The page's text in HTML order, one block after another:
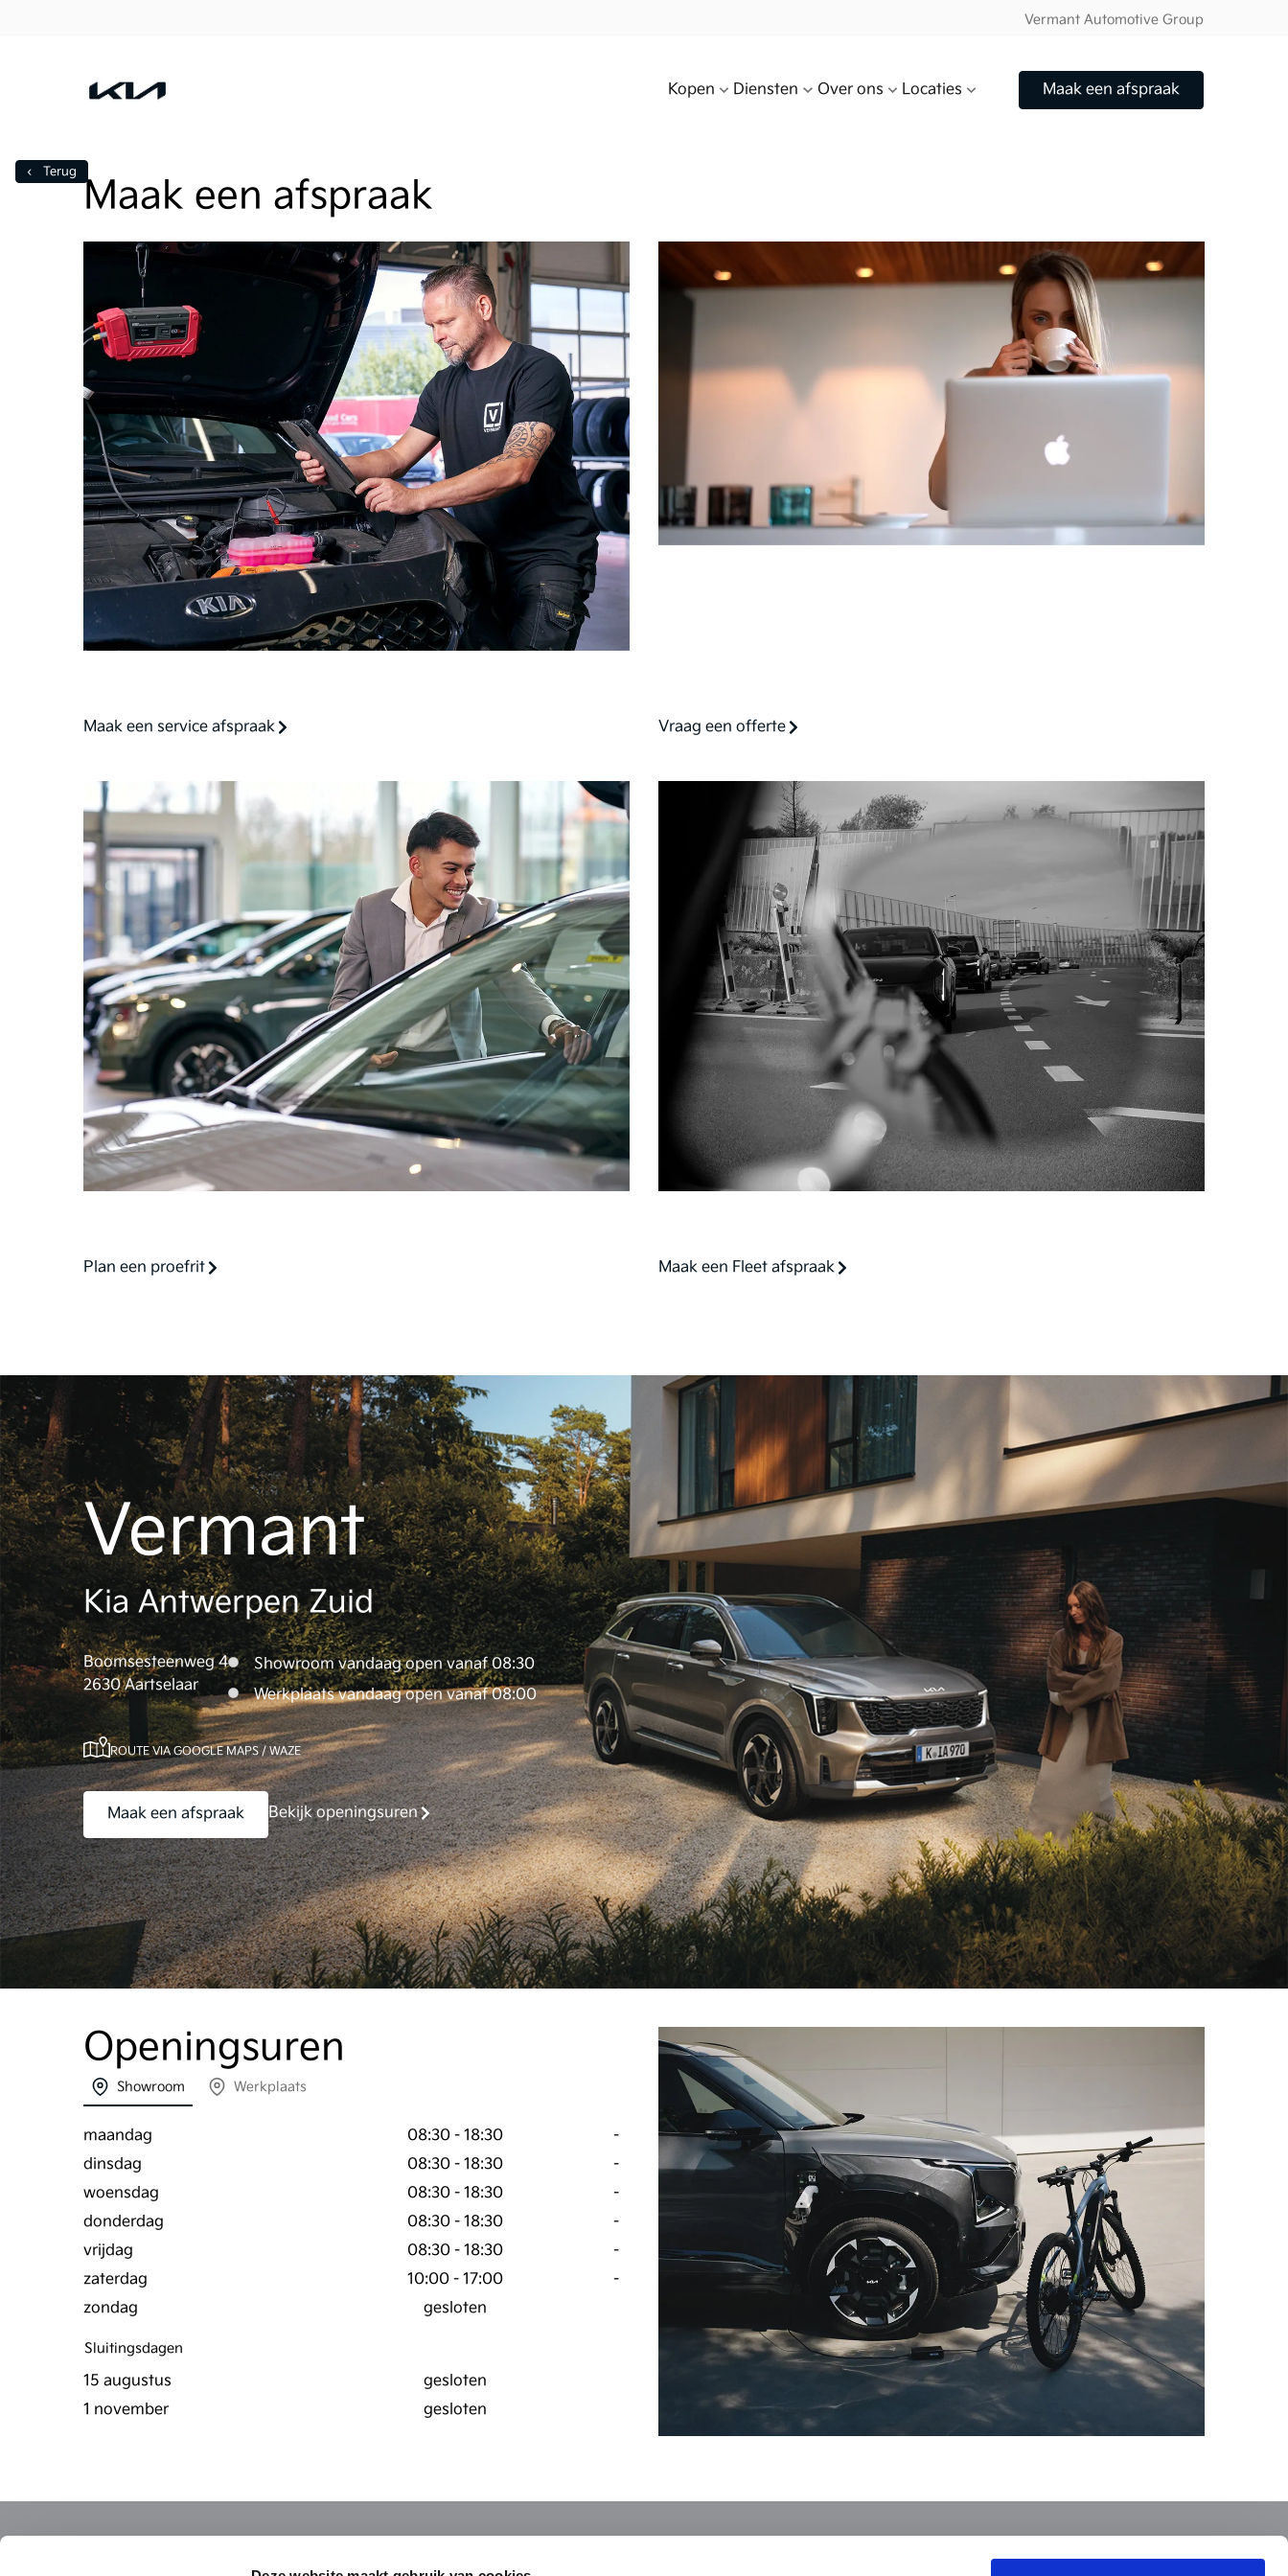
Vermant Automotive Group
Kopen Diensten Over ons Locaties Maak een afspraak
‹ Terug
Maak een afspraak
Maak een service afspraak Vraag een offerte
Plan een proefrit Maak een Fleet afspraak
Vermant
Kia Antwerpen Zuid
Boomsesteenweg 4
2630 Aartselaar
Showroom vandaag open vanaf 08:30
Werkplaats vandaag open vanaf 08:00
ROUTE VIA GOOGLE MAPS / WAZE
Maak een afspraak Bekijk openingsuren
Openingsuren
Showroom Werkplaats
maandag 08:30- 18:30
-
dinsdag
08:30- 18:30
-
woensdag
08:30- 18:30
-
donderdag
08:30- 18:30
-
vrijdag
08:30- 18:30
-
zaterdag
10:00- 17:00
-
zondag
gesloten
Sluitingsdagen
15 augustus
gesloten
1 november
gesloten